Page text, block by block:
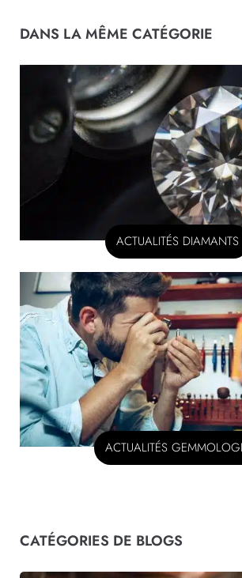
DANS LA MÊME CATÉGORIE
ACTUALITÉS DIAMANTS
ACTUALITÉS
CATÉGORIES DE BLOGS